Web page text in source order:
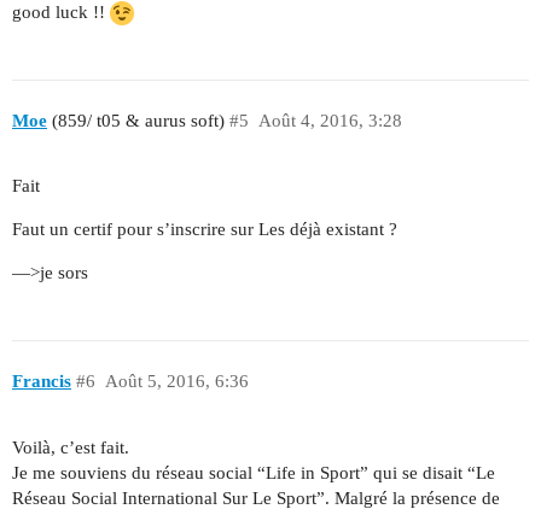
good luck !!
Moe (859/ t05 & aurus soft) Août 4, 2016, 3:28
#5
Fait
Faut un certif pour s’inscrire sur Les déjà existant ?
—>je sors
Francis Août 5, 2016, 6:36
#6
Voilà, c’est fait.
Je me souviens du réseau social “Life in Sport” qui se disait “Le
Réseau Social International Sur Le Sport”. Malgré la présence de